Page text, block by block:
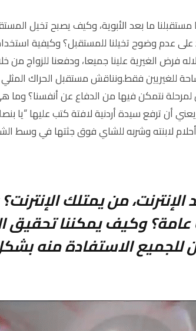
مستقبلنا ما بعد الأبوية، وكيف يصبح تخيل
عدم وضوح تخيلنا للمستقبل؟ وكيفية
فرض الغيرية علينا جميعا، ودفعنا للزواج من
للغيريين فقط.ونناقش مستقبل الحراك
نتمكن فيها من الدفاع عن أنفسنا؟ وما
أن ترفع سيدة أردنية لافتة كتب عليها “يا
لابنته وشربه للشاي فوق جثتها في وسط
الإنترنت، من يمتلك
وكيف يمكننا تحقيق
الاستفادة منه